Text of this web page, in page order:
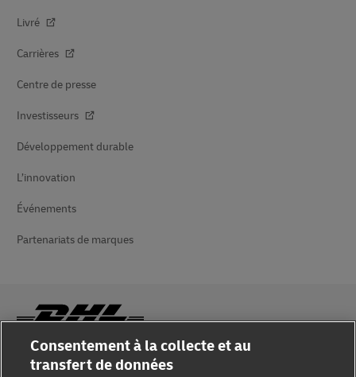
Livré
Carrières
Centre de presse
Investisseurs
Développement durable
L’innovation
Événements
Partenariats de marques
Sensibilisation à la fraude
Consentement à la collecte et au
transfert de données